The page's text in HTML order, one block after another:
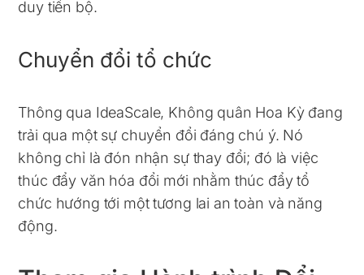
duy tiến bộ.
Chuyển đổi tổ chức
Thông qua IdeaScale, Không quân Hoa Kỳ đang
trải qua một sự chuyển đổi đáng chú ý. Nó
không chỉ là đón nhận sự thay đổi; đó là việc
thúc đẩy văn hóa đổi mới nhằm thúc đẩy tổ
chức hướng tới một tương lai an toàn và năng
động.